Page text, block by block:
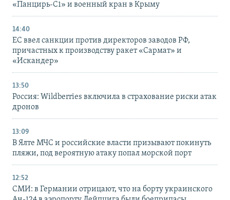
«Панцирь-С1» и военный кран в Крыму
14:40
ЕС ввел санкции против директоров заводов РФ,
причастных к производству ракет «Сармат» и
«Искандер»
13:50
Россия: Wildberries включила в страхование риски атак
дронов
13:09
В Ялте МЧС и российские власти призывают покинуть
пляжи, под вероятную атаку попал морской порт
12:52
СМИ: в Германии отрицают, что на борту украинского